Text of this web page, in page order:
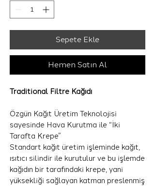
Sepete Ekle
Hemen Satın Al
Traditional Filtre Kağıdı
Özgün Kağıt Üretim Teknolojisi
sayesinde Hava Kurutma ile “İki
Tarafta Krepe”
Standart kağıt üretim işleminde kağıt,
ısıtıcı silindir ile kurutulur ve bu işlemde
kağıdın bir tarafındaki krepe, yani
yüksekliği sağlayan katman preslenmiş